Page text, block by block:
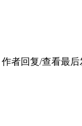
作者回复/查看最后